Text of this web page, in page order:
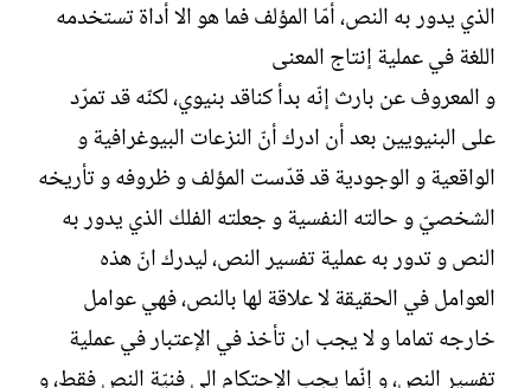
الذي يدور به النص، أمّا المؤلف فما هو الا أداة تستخدمه
اللغة في عملية إنتاج المعنى
و المعروف عن بارث إنّه بدأ كناقد بنيوي، لكنّه قد تمرّد
على البنيويين بعد أن ادرك أنّ النزعات البيوغرافية و
الواقعية و الوجودية قد قدّست المؤلف و ظروفه و تأريخه
الشخصيّ و حالته النفسية و جعلته الفلك الذي يدور به
النص و تدور به عملية تفسير النص، ليدرك انّ هذه
العوامل في الحقيقة لا علاقة لها بالنص، فهي عوامل
خارجه تماما و لا يجب ان تأخذ في الإعتبار في عملية